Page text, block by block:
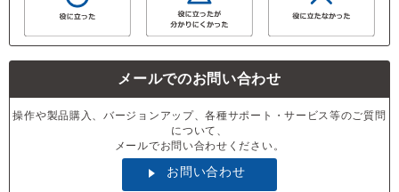
メールでのお問い合わせ
操作や製品購入、バージョンアップ、各種サポート・サービス等のご質問
について、
メールでお問い合わせください。
お問い合わせ